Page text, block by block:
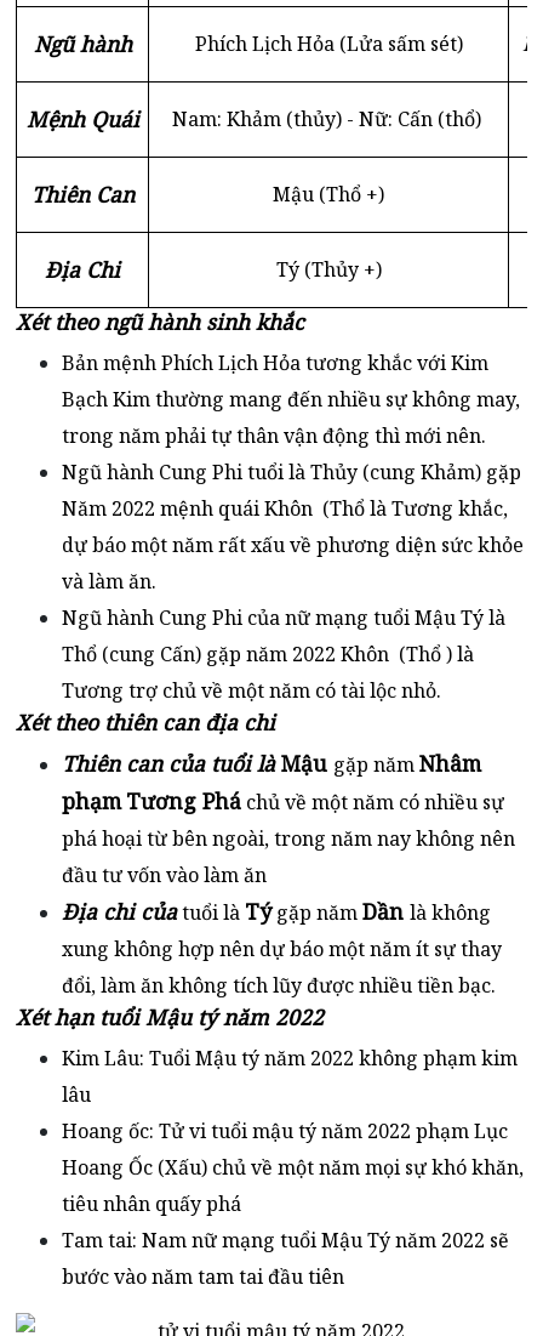
Ngũ hành Phích Lịch Hỏa (Lửa sấm sét)
Mệnh Quái Nam: Khảm (thủy) - Nữ: Cấn (thổ)
Thiên Can Mậu (Thổ +)
Địa Chi Tý (Thủy +)
Xét theo ngũ hành sinh khắc
Bản mệnh Phích Lịch Hỏa tương khắc với Kim
Bạch Kim thường mang đến nhiều sự không may,
trong năm phải tự thân vận động thì mới nên.
Ngũ hành Cung Phi tuổi là Thủy (cung Khảm) gặp
Năm 2022 mệnh quái Khôn (Thổ là Tương khắc,
dự báo một năm rất xấu về phương diện sức khỏe
và làm ăn.
Ngũ hành Cung Phi của nữ mạng tuổi Mậu Tý là
Thổ (cung Cấn) gặp năm 2022 Khôn (Thổ ) là
Tương trợ chủ về một năm có tài lộc nhỏ.
Xét theo thiên can địa chi
Thiên can của tuổi làMậu gặp nămNhâm
phạm Tương Phá chủ về một năm có nhiều sự
phá hoại từ bên ngoài, trong năm nay không nên
đầu tư vốn vào làm ăn
Địa chi củatuổi là Týgặp nămDần là không
xung không hợp nên dự báo một năm ít sự thay
đổi, làm ăn không tích lũy được nhiều tiền bạc.
Xét hạn tuổi Mậu tý năm 2022
Kim Lâu: Tuổi Mậu tý năm 2022 không phạm kim
lâu
Hoang ốc: Tử vi tuổi mậu tý năm 2022 phạm Lục
Hoang Ốc (Xấu) chủ về một năm mọi sự khó khăn,
tiêu nhân quấy phá
Tam tai: Nam nữ mạng tuổi Mậu Tý năm 2022 sẽ
bước vào năm tam tai đầu tiên